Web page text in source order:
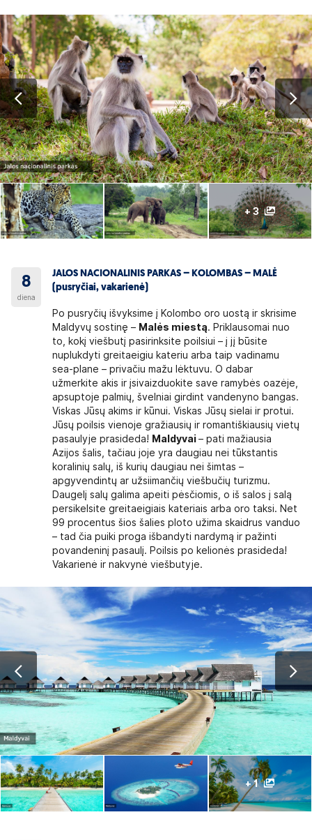
+ 3
8
diena
JALOS NACIONALINIS PARKAS – KOLOMBAS – MALĖ
(pusryčiai, vakarienė)
Po pusryčių išvyksime į Kolombo oro uostą ir skrisime
Maldyvų sostinę – Malės miestą. Priklausomai nuo
to, kokį viešbutį pasirinksite poilsiui – į jį būsite
nuplukdyti greitaeigiu kateriu arba taip vadinamu
sea-plane – privačiu mažu lėktuvu. O dabar
užmerkite akis ir įsivaizduokite save ramybės oazėje,
apsuptoje palmių, švelniai girdint vandenyno bangas.
Viskas Jūsų akims ir kūnui. Viskas Jūsų sielai ir protui.
Jūsų poilsis vienoje gražiausių ir romantiškiausių vietų
pasaulyje prasideda! Maldyvai– pati mažiausia
Azijos šalis, tačiau joje yra daugiau nei tūkstantis
koralinių salų, iš kurių daugiau nei šimtas –
apgyvendintų ar užsiimančių viešbučių turizmu.
Daugelį salų galima apeiti pėsčiomis, o iš salos į salą
persikelsite greitaeigiais kateriais arba oro taksi. Net
99 procentus šios šalies ploto užima skaidrus vanduo
– tad čia puiki proga išbandyti nardymą ir pažinti
povandeninį pasaulį. Poilsis po kelionės prasideda!
Vakarienė ir nakvynė viešbutyje.
+ 1